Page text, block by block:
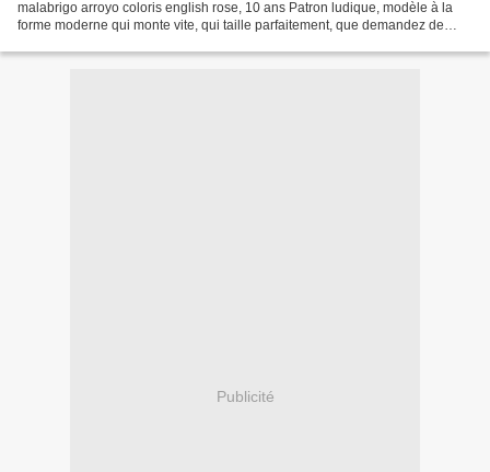
malabrigo arroyo coloris english rose, 10 ans Patron ludique, modèle à la
forme moderne qui monte vite, qui taille parfaitement, que demandez de
Publicité